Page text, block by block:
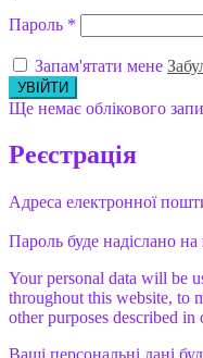
Пароль *
Запам'ятати мене
Ще немає облікового
Реєстрація
Адреса електронної
Пароль буде надіслано
Your personal data will be
throughout this website, to
other purposes described in
Ваші персональні дані